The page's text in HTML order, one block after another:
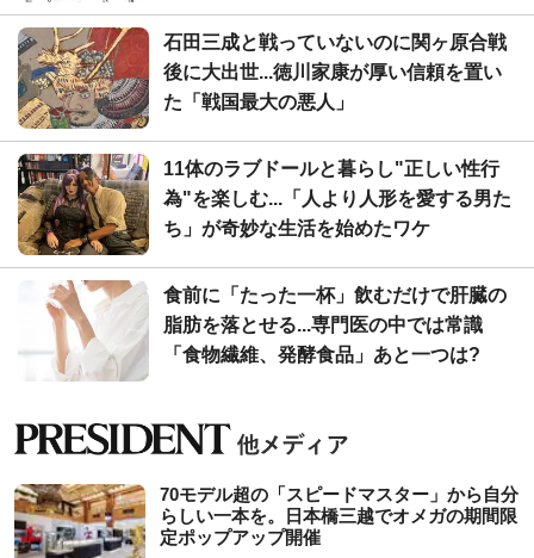
石田三成と戦っていないのに関ヶ原合戦
後に大出世...徳川家康が厚い信頼を置い
た「戦国最大の悪人」
11体のラブドールと暮らし"正しい性行
為"を楽しむ...「人より人形を愛する男た
ち」が奇妙な生活を始めたワケ
食前に「たった一杯」飲むだけで肝臓の
脂肪を落とせる...専門医の中では常識
「食物繊維、発酵食品」あと一つは?
70モデル超の「スピードマスター」から自分
らしい一本を。日本橋三越でオメガの期間限
定ポップアップ開催